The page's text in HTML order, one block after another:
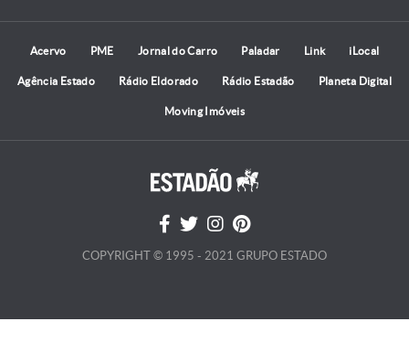
Acervo PME Jornal do Carro Paladar Link iLocal
Agência Estado Rádio Eldorado Rádio Estadão Planeta Digital
Moving Imóveis
COPYRIGHT © 1995 - 2021 GRUPO ESTADO